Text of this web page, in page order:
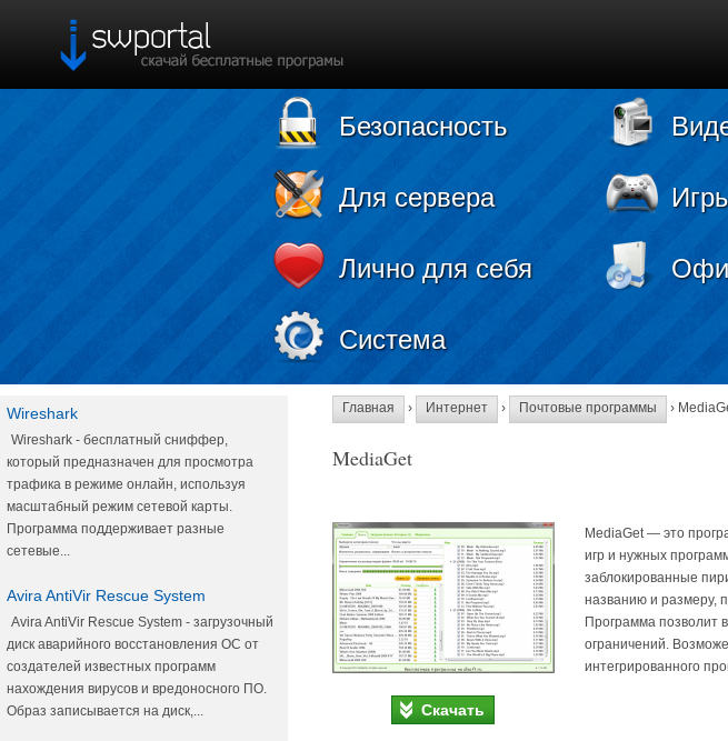
Безопасность
Для сервера
Лично для себя
Система
Wireshark
Wireshark - бесплатный сниффер,
который предназначен для просмотра
трафика в режиме онлайн, используя
масштабный режим сетевой карты.
Программа поддерживает разные
сетевые...
Avira AntiVir Rescue System
Avira AntiVir Rescue System - загрузочный
диск аварийного восстановления ОС от
создателей известных программ
нахождения вирусов и вредоносного ПО.
Образ записывается на диск,...
Главная › Интернет › Почтовые программы ›
MediaGet
Скачать
MediaGet — это
игр и нужных
заблокированные
названию и размеру,
Программа позволит
ограничений.
интегрированного